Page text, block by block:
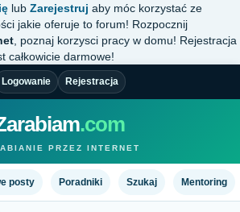
lub Zarejestruj aby móc korzystać ze
jakie oferuje to forum! Rozpocznij
, poznaj korzysci pracy w domu! Rejestracja
całkowicie darmowe!
Logowanie Rejestracja
.com
PRZEZ INTERNET
posty Poradniki Szukaj Mentoring